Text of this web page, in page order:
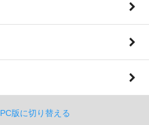
PC版に切り替える